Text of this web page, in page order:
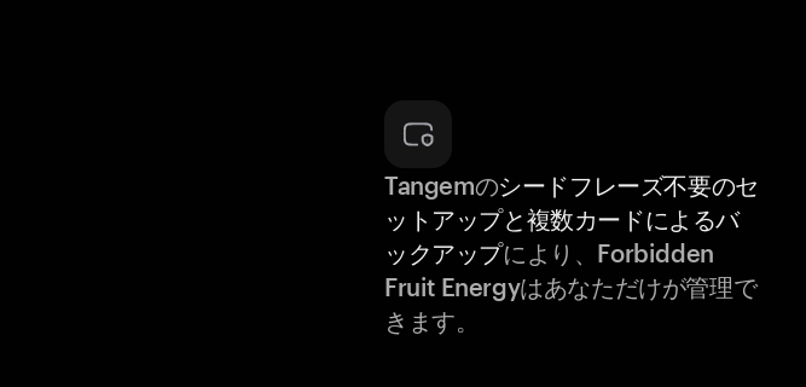
Tangemのシードフレーズ不要のセ
ットアップと複数カードによるバ
ックアップにより、Forbidden
Fruit Energyはあなただけが管理で
きます。